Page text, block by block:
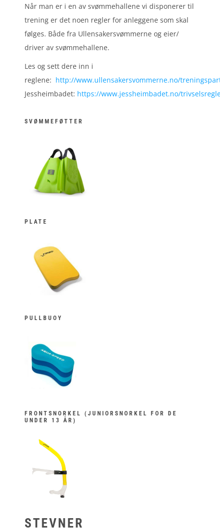
Når man er i en av svømmehallene vi disponerer til
trening er det noen regler for anleggene som skal
følges. Både fra Ullensakersvømmerne og eier/
driver av svømmehallene.
Les og sett dere inn i
reglene: http://www.ullensakersvommerne.no/
Jessheimbadet: https://www.jessheimbadet.no/
SVØMMEFØTTER
PLATE
PULLBUOY
FRONTSNORKEL (JUNIORSNORKEL FOR DE
UNDER 13 ÅR)
STEVNER